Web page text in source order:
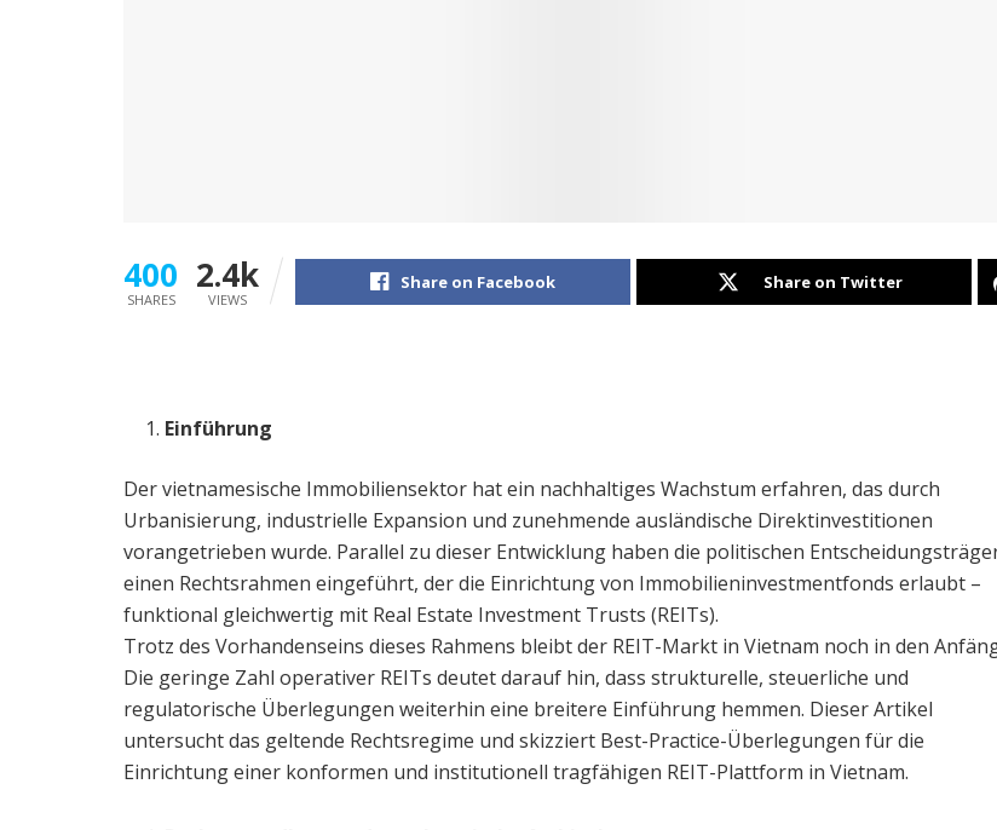
400
SHARES
2.4k
VIEWS
Share on Facebook Share on Twitter
Einführung
Der vietnamesische Immobiliensektor hat ein nachhaltiges Wachstum erfahren, das durch
Urbanisierung, industrielle Expansion und zunehmende ausländische Direktinvestitionen
vorangetrieben wurde. Parallel zu dieser Entwicklung haben die politischen
einen Rechtsrahmen eingeführt, der die Einrichtung von Immobilieninvestmentfonds erlaubt –
funktional gleichwertig mit Real Estate Investment Trusts (REITs).
Trotz des Vorhandenseins dieses Rahmens bleibt der REIT-Markt in Vietnam noch in den
Die geringe Zahl operativer REITs deutet darauf hin, dass strukturelle, steuerliche und
regulatorische Überlegungen weiterhin eine breitere Einführung hemmen. Dieser Artikel
untersucht das geltende Rechtsregime und skizziert Best-Practice-Überlegungen für die
Einrichtung einer konformen und institutionell tragfähigen REIT-Plattform in Vietnam.